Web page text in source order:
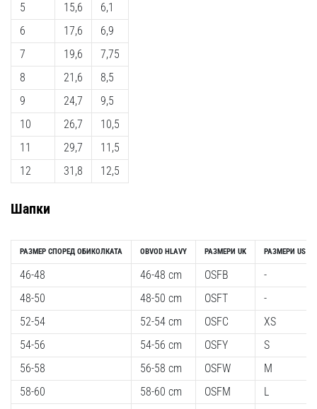
5
6
7
8
9
10
11
12
15,6
17,6
19,6
21,6
24,7
26,7
29,7
31,8
6,1
6,9
7,75
8,5
9,5
10,5
11,5
12,5
Шапки
РАЗМЕР СПОРЕД ОБИКОЛКАТА
46-48
48-50
52-54
54-56
56-58
58-60
OBVOD HLAVY
46-48 cm
48-50 cm
52-54 cm
54-56 cm
56-58 cm
58-60 cm
РАЗМЕРИ UK
OSFB
OSFT
OSFC
OSFY
OSFW
OSFM
РАЗМЕРИ US
-
-
XS
S
M
L